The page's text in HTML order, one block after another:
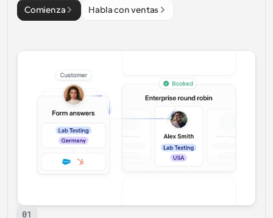
Comienza Habla con ventas
01